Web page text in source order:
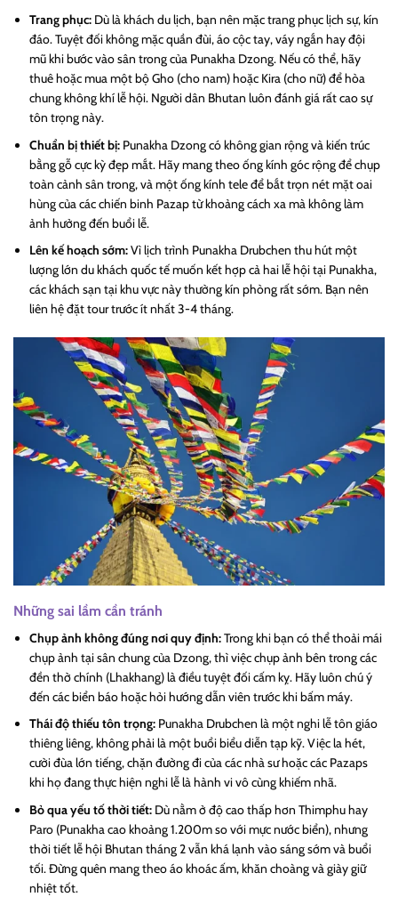
Trang phục: Dù là khách du lịch, bạn nên mặc trang phục lịch sự, kín
đáo. Tuyệt đối không mặc quần đùi, áo cộc tay, váy ngắn hay đội
mũ khi bước vào sân trong của Punakha Dzong. Nếu có thể, hãy
thuê hoặc mua một bộ Gho (cho nam) hoặc Kira (cho nữ) để hòa
chung không khí lễ hội. Người dân Bhutan luôn đánh giá rất cao sự
tôn trọng này.
Chuẩn bị thiết bị: Punakha Dzong có không gian rộng và kiến trúc
bằng gỗ cực kỳ đẹp mắt. Hãy mang theo ống kính góc rộng để chụp
toàn cảnh sân trong, và một ống kính tele để bắt trọn nét mặt oai
hùng của các chiến binh Pazap từ khoảng cách xa mà không làm
ảnh hưởng đến buổi lễ.
Lên kế hoạch sớm:Vì lịch trình Punakha Drubchen thu hút một
lượng lớn du khách quốc tế muốn kết hợp cả hai lễ hội tại Punakha,
các khách sạn tại khu vực này thường kín phòng rất sớm. Bạn nên
liên hệ đặt tour trước ít nhất 3-4 tháng.
Những sai lầm cần tránh
Chụp ảnh không đúng nơi quy định:Trong khi bạn có thể thoải mái
chụp ảnh tại sân chung của Dzong, thì việc chụp ảnh bên trong các
đền thờ chính (Lhakhang) là điều tuyệt đối cấm kỵ. Hãy luôn chú ý
đến các biển báo hoặc hỏi hướng dẫn viên trước khi bấm máy.
Thái độ thiếu tôn trọng: Punakha Drubchen là một nghi lễ tôn giáo
thiêng liêng, không phải là một buổi biểu diễn tạp kỹ. Việc la hét,
cười đùa lớn tiếng, chặn đường đi của các nhà sư hoặc các Pazaps
khi họ đang thực hiện nghi lễ là hành vi vô cùng khiếm nhã.
Bỏ qua yếu tố thời tiết: Dù nằm ở độ cao thấp hơn Thimphu hay
Paro (Punakha cao khoảng 1.200m so với mực nước biển), nhưng
thời tiết lễ hội Bhutan tháng 2 vẫn khá lạnh vào sáng sớm và buổi
tối. Đừng quên mang theo áo khoác ấm, khăn choàng và giày giữ
nhiệt tốt.